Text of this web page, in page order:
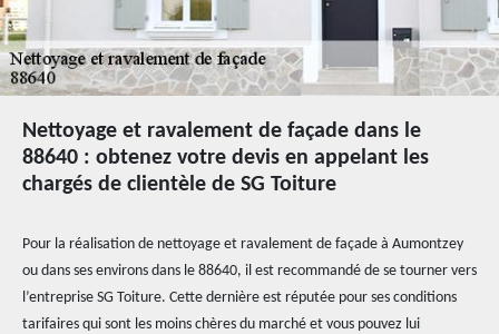
Nettoyage et ravalement de façade dans le
88640 : obtenez votre devis en appelant les
chargés de clientèle de SG Toiture
Pour la réalisation de nettoyage et ravalement de façade à Aumontzey
ou dans ses environs dans le 88640, il est recommandé de se tourner vers
l’entreprise SG Toiture. Cette dernière est réputée pour ses conditions
tarifaires qui sont les moins chères du marché et vous pouvez lui